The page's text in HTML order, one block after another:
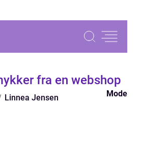
fra en webshop
Linnea Jensen Mode